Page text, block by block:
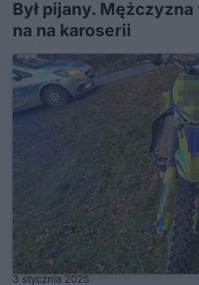
Był pijany.
na na karoserii
3 stycznia 2025